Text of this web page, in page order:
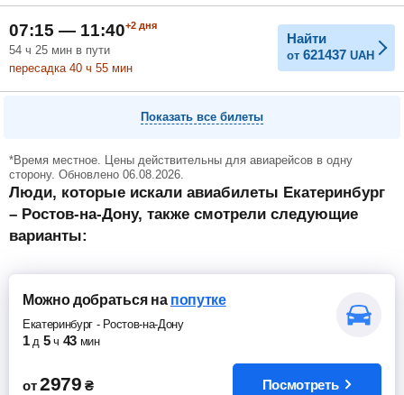
Май Июль
07:15 — 11:40+2 дня
54 ч 25 мин в пути
пересадка 40 ч 55 мин
Найти
от 621437 UAH
Показать все билеты
*Время местное. Цены действительны для авиарейсов в одну
сторону. Обновлено 06.08.2026.
Люди, которые искали авиабилеты Екатеринбург
– Ростов-на-Дону, также смотрели следующие
варианты:
Можно добратьсяна попутке
Екатеринбург - Ростов-на-Дону
1 д 5 ч 43 мин
от 2979 ₴ Посмотреть